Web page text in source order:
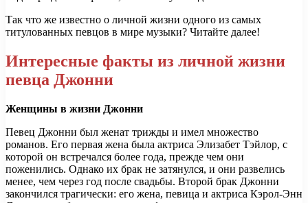
Так что же известно о личной жизни одного из самых
титулованных певцов в мире музыки? Читайте далее!
Интересные факты из личной жизни
певца Джонни
Женщины в жизни Джонни
Певец Джонни был женат трижды и имел множество
романов. Его первая жена была актриса Элизабет Тэйлор, с
которой он встречался более года, прежде чем они
поженились. Однако их брак не затянулся, и они развелись
менее, чем через год после свадьбы. Второй брак Джонни
закончился трагически: его жена, певица и актриса Кэрол-Энн